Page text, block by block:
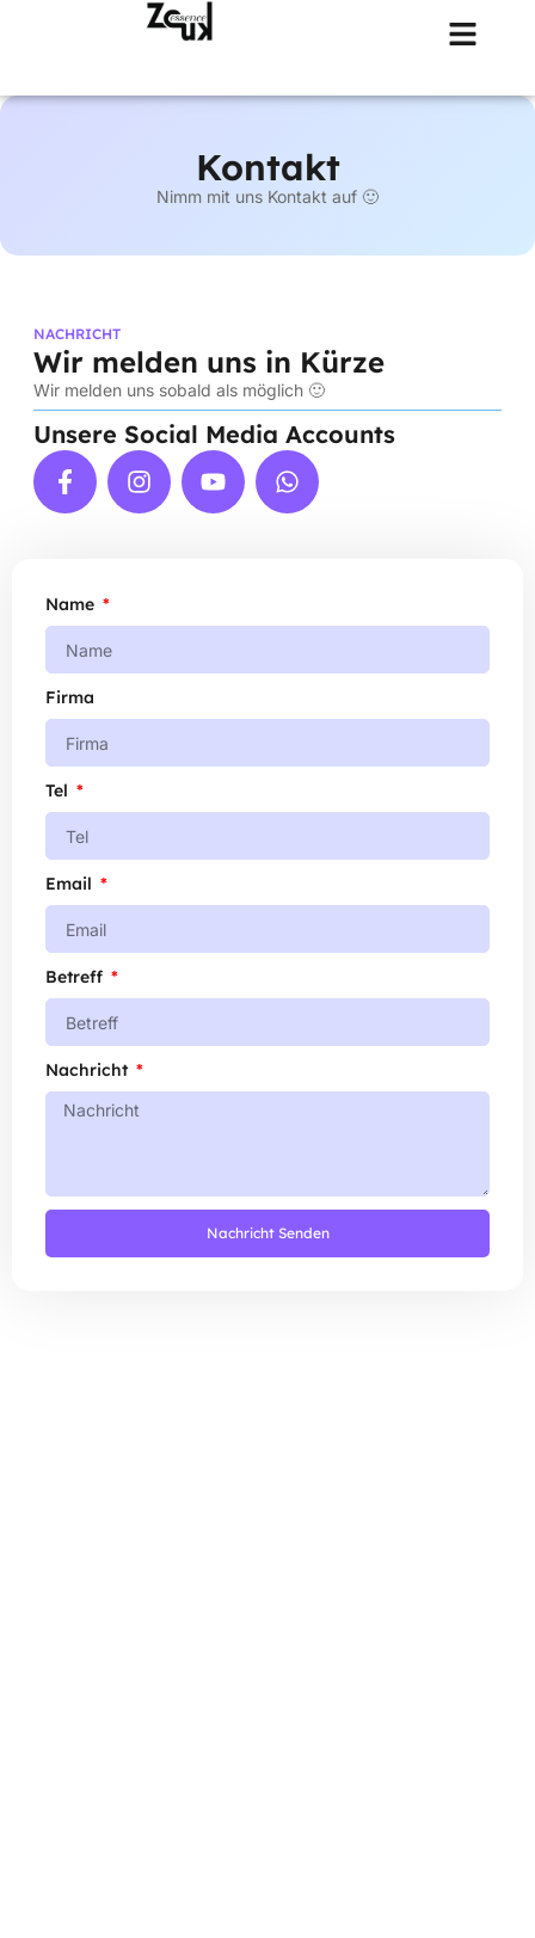
Kontakt
Nimm mit uns Kontakt auf 🙂
Name
Firma
Tel
Email
Betreff
Nachricht
Nachricht Senden
NACHRICHT
Wir melden uns in Kürze
Wir melden uns sobald als möglich 🙂
Unsere Social Media Accounts